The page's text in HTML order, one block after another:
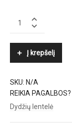
RALPH
Į krepšelį
SKU: N/A
REIKIA PAGALBOS?
Dydžių lentelė